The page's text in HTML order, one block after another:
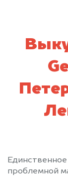
проблемной